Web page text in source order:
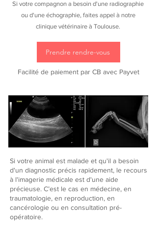
Si votre compagnon a besoin d'une radiographie
ou d'une échographie, faites appel à notre
clinique vétérinaire à Toulouse.
Prendre rendre-vous
Facilité de paiement par CB avec Payvet
Si votre animal est malade et qu'il a besoin
d'un diagnostic précis rapidement, le recours
à l'imagerie médicale est d'une aide
précieuse. C’est le cas en médecine, en
traumatologie, en reproduction, en
cancérologie ou en consultation pré-
opératoire.